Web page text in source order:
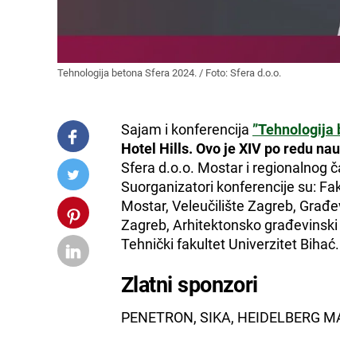
Tehnologija betona Sfera 2024. / Foto: Sfera d.o.o.
Sajam i konferencija ”Tehnologija
Hotel Hills. Ovo je XIV po redu
Sfera d.o.o. Mostar i regionalnog
Suorganizatori konferencije su:
Mostar, Veleučilište Zagreb,
Zagreb, Arhitektonsko
Tehnički fakultet Univerzitet Bihać.
Zlatni sponzori
PENETRON, SIKA, HEIDELBERG